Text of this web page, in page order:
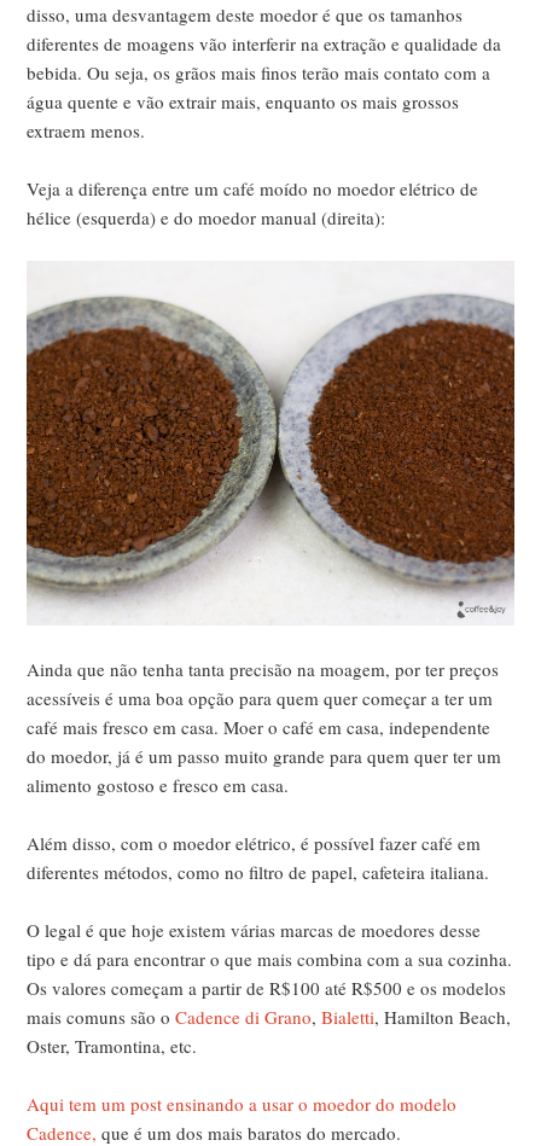
disso, uma desvantagem deste moedor é que os tamanhos
diferentes de moagens vão interferir na extração e qualidade da
bebida. Ou seja, os grãos mais finos terão mais contato com a
água quente e vão extrair mais, enquanto os mais grossos
extraem menos.
Veja a diferença entre um café moído no moedor elétrico de
hélice (esquerda) e do moedor manual (direita):
Ainda que não tenha tanta precisão na moagem, por ter preços
acessíveis é uma boa opção para quem quer começar a ter um
café mais fresco em casa. Moer o café em casa, independente
do moedor, já é um passo muito grande para quem quer ter um
alimento gostoso e fresco em casa.
Além disso, com o moedor elétrico, é possível fazer café em
diferentes métodos, como no filtro de papel, cafeteira italiana.
O legal é que hoje existem várias marcas de moedores desse
tipo e dá para encontrar o que mais combina com a sua cozinha.
Os valores começam a partir de R$100 até R$500 e os modelos
mais comuns são oCadence di Grano,Bialetti, Hamilton Beach,
Oster, Tramontina, etc.
Aqui tem um post ensinando a usar o moedor do modelo
Cadence, que é um dos mais baratos do mercado.